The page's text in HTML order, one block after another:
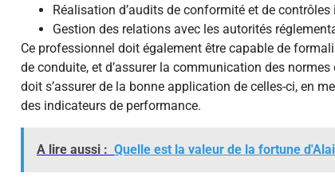
Réalisation d’audits de conformité et de contrôles
Gestion des relations avec les autorités
Ce professionnel doit également être capable de
de conduite, et d’assurer la communication des
doit s’assurer de la bonne application de celles-ci, en
des indicateurs de performance.
A lire aussi : Quelle est la valeur de la fortune